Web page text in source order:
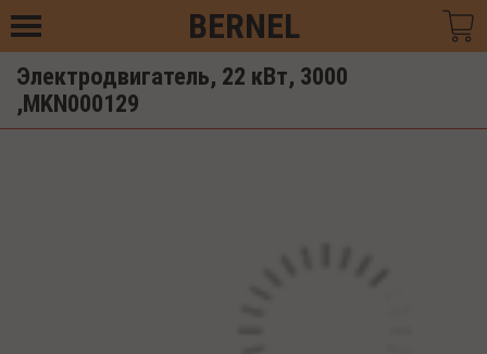
BERNEL
Электродвигатель, 22 кВт, 3000
,MKN000129